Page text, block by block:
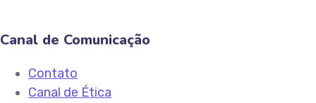
Canal de Comunicação
Contato
Canal de Ética